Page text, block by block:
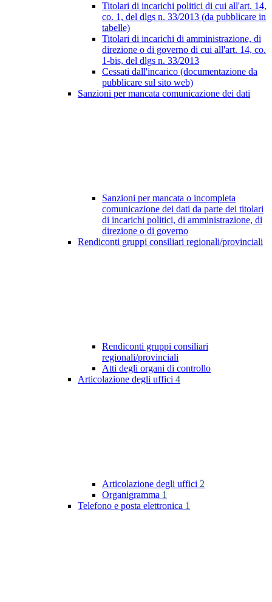
Titolari di incarichi politici di cui all'art. 14,
co. 1, del dlgs n. 33/2013 (da pubblicare in
tabelle)
Titolari di incarichi di amministrazione, di
direzione o di governo di cui all'art. 14, co.
1-bis, del dlgs n. 33/2013
Cessati dall'incarico (documentazione da
pubblicare sul sito web)
Sanzioni per mancata comunicazione dei dati
Sanzioni per mancata o incompleta
comunicazione dei dati da parte dei titolari
di incarichi politici, di amministrazione, di
direzione o di governo
Rendiconti gruppi consiliari regionali/provinciali
Rendiconti gruppi consiliari
regionali/provinciali
Atti degli organi di controllo
Articolazione degli uffici 4
Articolazione degli uffici 2
Organigramma 1
Telefono e posta elettronica 1